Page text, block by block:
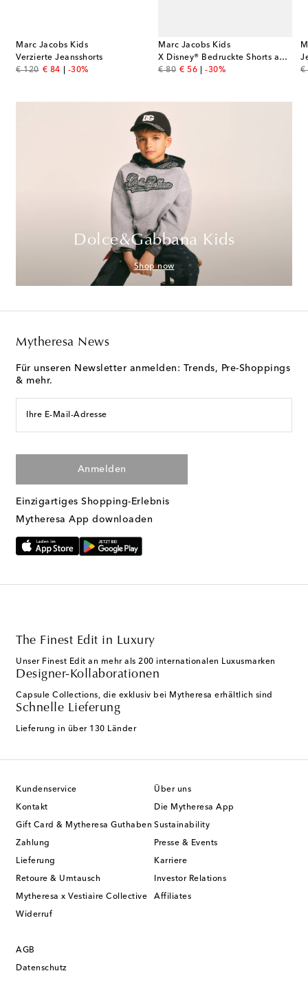
Marc Jacobs Kids
Verzierte Jeansshorts
€ 120
original price
€ 84
discount price
-30%
Marc Jacobs Kids
X Disney® Bedruckte Shorts aus Baumwolljersey
€ 80
original price
€ 56
discount price
-30%
€
Dolce&Gabbana Kids
Shop now
Mytheresa News
Für unseren Newsletter anmelden: Trends, Pre-Shoppings
& mehr.
Ihre E-Mail-Adresse
Anmelden
Einzigartiges Shopping-Erlebnis
Mytheresa App downloaden
The Finest Edit in Luxury
Unser Finest Edit an mehr als 200 internationalen Luxusmarken
Designer-Kollaborationen
Capsule Collections, die exklusiv bei Mytheresa erhältlich sind
Schnelle Lieferung
Lieferung in über 130 Länder
Kundenservice
Kontakt
Gift Card & Mytheresa Guthaben
Zahlung
Lieferung
Retoure & Umtausch
Mytheresa x Vestiaire Collective
Widerruf
Über uns
Die Mytheresa App
Sustainability
Presse & Events
Karriere
Investor Relations
Affiliates
AGB
Datenschutz